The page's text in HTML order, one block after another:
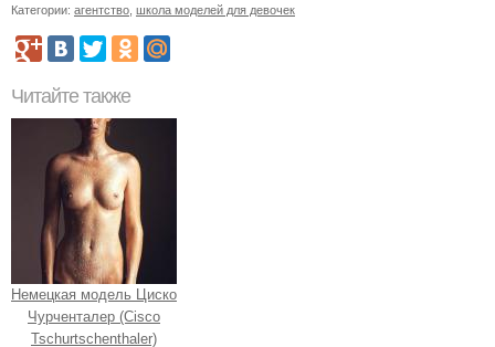
Категории: агентство школа моделей для девочек
Читайте также
Немецкая модель Циско
Чурченталер (Cisco
Tschurtschenthaler)